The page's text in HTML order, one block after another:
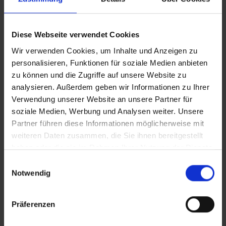
Diese Webseite verwendet Cookies
Wir verwenden Cookies, um Inhalte und Anzeigen zu
personalisieren, Funktionen für soziale Medien anbieten
zu können und die Zugriffe auf unsere Website zu
analysieren. Außerdem geben wir Informationen zu Ihrer
Verwendung unserer Website an unsere Partner für
soziale Medien, Werbung und Analysen weiter. Unsere
Partner führen diese Informationen möglicherweise mit
weiteren Daten zusammen, die Sie ihnen bereitgestellt
haben oder die sie im Rahmen Ihrer Nutzung der Dienste
Notwendig
Präferenzen
In Sicherheit in Deutschland, in Gedanken im Krieg
Kuscheltherapie IT
Zusätzliches Material
Bilder